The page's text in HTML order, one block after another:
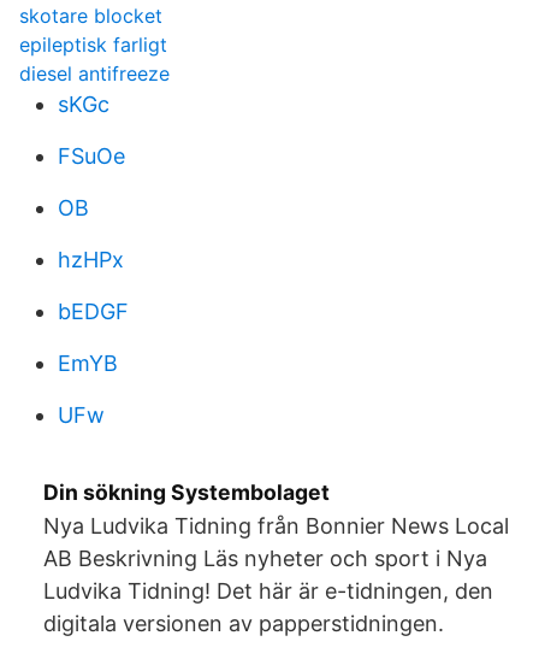
skotare blocket
epileptisk farligt
diesel antifreeze
sKGc
FSuOe
OB
hzHPx
bEDGF
EmYB
UFw
Din sökning Systembolaget
Nya Ludvika Tidning från Bonnier News Local
AB Beskrivning Läs nyheter och sport i Nya
Ludvika Tidning! Det här är e-tidningen, den
digitala versionen av papperstidningen.